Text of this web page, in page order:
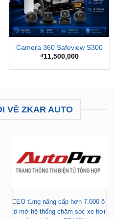
Camera 360 Safeview S300
₫11,500,000
VỀ ZKAR AUTO
CEO từng nâng cấp hơn 7.000 ô
tô mở hệ thống chăm sóc xe hơi